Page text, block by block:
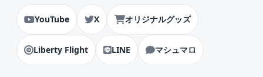
YouTube X オリジナルグッズ
Liberty Flight LINE マシュマロ